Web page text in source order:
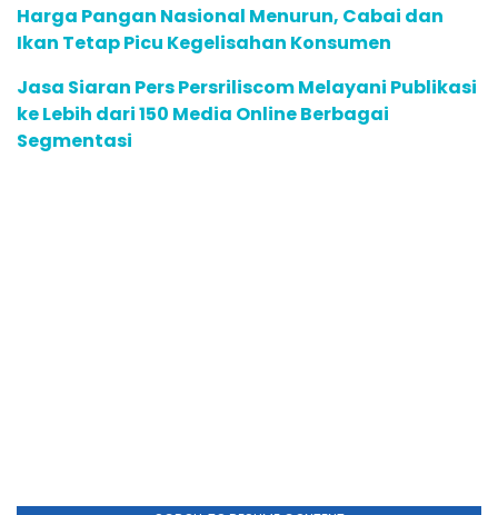
Harga Pangan Nasional Menurun, Cabai dan
Ikan Tetap Picu Kegelisahan Konsumen
Jasa Siaran Pers Persriliscom Melayani Publikasi
ke Lebih dari 150 Media Online Berbagai
Segmentasi